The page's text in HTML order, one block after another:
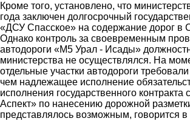
Кроме того, установлено, что
года заключен долгосрочный
«ДСУ Спасское» на содержание дорог в
Однако контроль за своевременным
автодороги «М5 Урал - Исады»
министерства не осуществлялся. На
отдельные участки автодороги
чем надлежащее исполнение
исполнения государственного
Аспект» по нанесению дорожной
представлялось возможным, говорится в